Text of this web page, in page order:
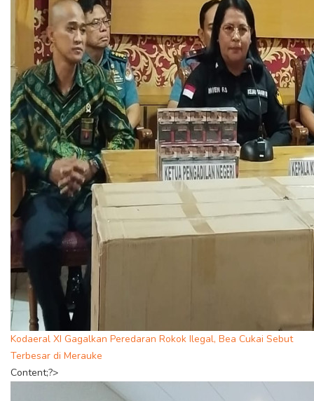
Kodaeral XI Gagalkan Peredaran Rokok Ilegal, Bea Cukai Sebut
Terbesar di Merauke
Content;?>